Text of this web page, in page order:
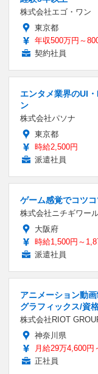
株式会社エゴ・ワン
東京都
年収500万円～
契約社員
エンタメ業界のUI
ン
株式会社パソナ
東京都
時給2,500円
派遣社員
ゲーム感覚でコツ
株式会社ニチギワー
大阪府
時給1,500円～
派遣社員
アニメーション動
グラフィックス/資
株式会社RIOT
神奈川県
月給29万4,600円
正社員